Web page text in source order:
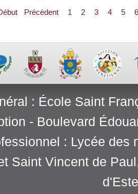
Précédent 1 2 3 4 5 6
: École Saint
- Boulevard
: Lycée des
Saint Vincent de